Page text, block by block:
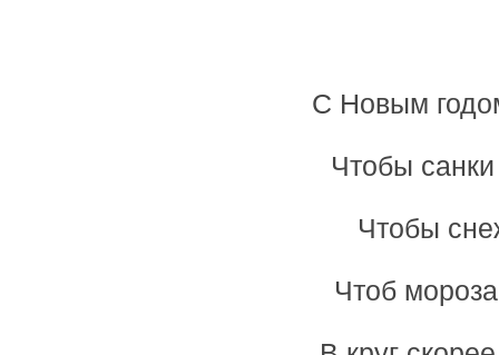
С Новым
Чтобы
Чтобы
Чтоб